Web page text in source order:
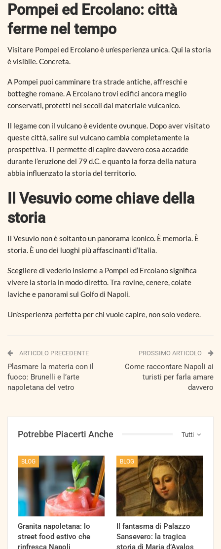
Pompei ed Ercolano: città
ferme nel tempo
Visitare Pompei ed Ercolano è un’esperienza unica. Qui la storia
è visibile. Concreta.
A Pompei puoi camminare tra strade antiche, affreschi e
botteghe romane. A Ercolano trovi edifici ancora meglio
conservati, protetti nei secoli dal materiale vulcanico.
Il legame con il vulcano è evidente ovunque. Dopo aver visitato
queste città, salire sul vulcano cambia completamente la
prospettiva. Ti permette di capire davvero cosa accadde
durante l’eruzione del 79 d.C. e quanto la forza della natura
abbia influenzato la storia del territorio.
Il Vesuvio come chiave della
storia
Il Vesuvio non è soltanto un panorama iconico. È memoria. È
storia. È uno dei luoghi più affascinanti d’Italia.
Scegliere di vederlo insieme a Pompei ed Ercolano significa
vivere la storia in modo diretto. Tra rovine, cenere, colate
laviche e panorami sul Golfo di Napoli.
Un’esperienza perfetta per chi vuole capire, non solo vedere.
ARTICOLO PRECEDENTE
Plasmare la materia con il
fuoco: Brunelli e l’arte
napoletana del vetro
PROSSIMO ARTICOLO
Come raccontare Napoli ai
turisti per farla amare
davvero
Tutti
Potrebbe Piacerti Anche
BLOG
Granita napoletana: lo
street food estivo che
rinfresca Napoli
BLOG
Il fantasma di Palazzo
Sansevero: la tragica
storia di Maria d’Avalos